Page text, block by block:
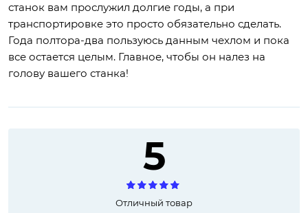
станок вам прослужил долгие годы, а при
транспортировке это просто обязательно сделать.
Года полтора-два пользуюсь данным чехлом и пока
все остается целым. Главное, чтобы он налез на
голову вашего станка!
5
Отличный товар